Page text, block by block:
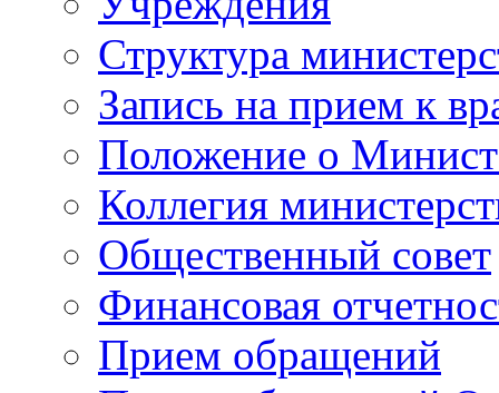
Структура
Запись на прием к
Положение о
Коллегия
Общественный совет
Финансовая
Прием обращений